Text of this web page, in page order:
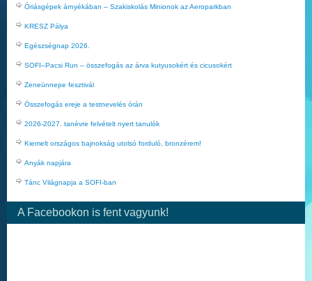
Óriásgépek árnyékában – Szakiskolás Minionok az Aeroparkban
KRESZ Pálya
Egészségnap 2026.
SOFI–Pacsi Run – összefogás az árva kutyusokért és cicusokért
Zeneünnepe fesztivál
Összefogás ereje a testnevelés órán
2026-2027. tanévre felvételt nyert tanulók
Kiemelt országos bajnokság utolsó forduló, bronzérem!
Anyák napjára
Tánc Világnapja a SOFI-ban
A Facebookon is fent vagyunk!